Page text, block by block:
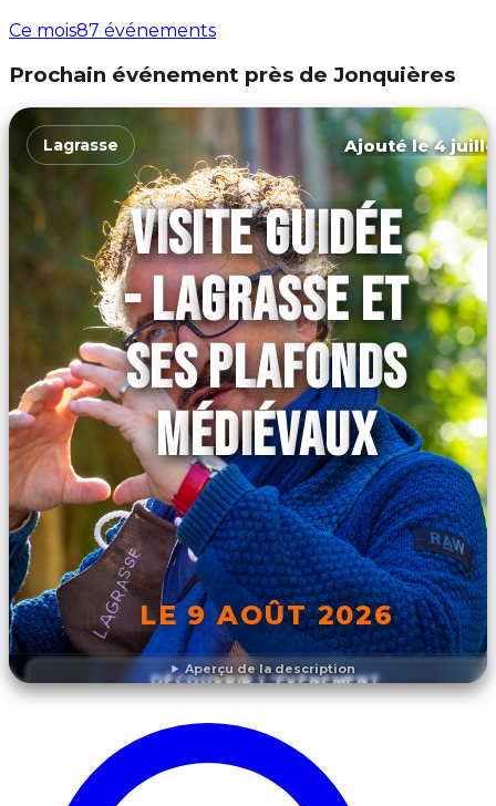
Ce mois87 événements
Prochain événement près de Jonquières
Aperçu de la description
Lagrasse Ajouté le 4
VISITE GUIDÉE
- LAGRASSE ET
SES PLAFONDS
MÉDIÉVAUX
LE 9 AOÛT 2026
DÉCOUVRIR L'ÉVÉNEMENT